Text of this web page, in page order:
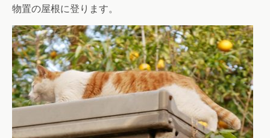
物置の屋根に登ります。